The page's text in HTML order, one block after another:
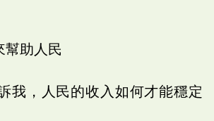
幫助人民
我，人民的收入如何才能穩定